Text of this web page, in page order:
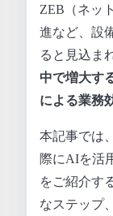
ZEB（ネッ
進など、設
ると見込ま
中で増大す
による業務
本記事では
際にAIを活
をご紹介す
なステップ